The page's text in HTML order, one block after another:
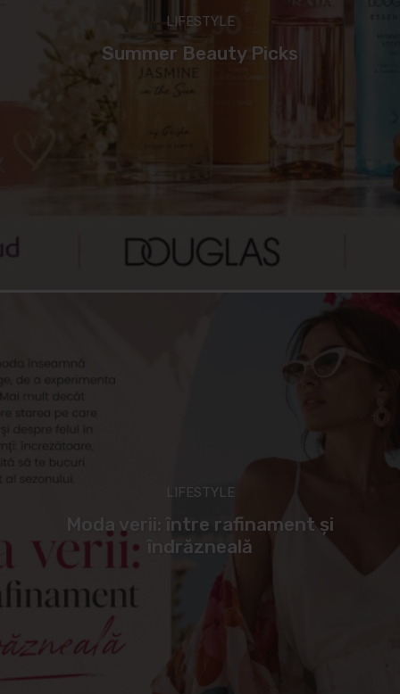
LIFESTYLE
Summer Beauty Picks
LIFESTYLE
Moda verii: între rafinament și
îndrăzneală